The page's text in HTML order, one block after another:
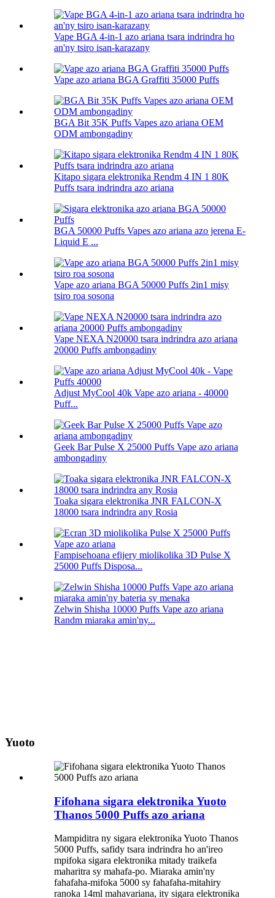
Vape BGA 4-in-1 azo ariana tsara indrindra ho
an'ny tsiro isan-karazany
Vape azo ariana BGA Graffiti 35000 Puffs
BGA Bit 35K Puffs Vapes azo ariana OEM
ODM ambongadiny
Kitapo sigara elektronika Rendm 4 IN 1 80K
Puffs tsara indrindra azo ariana
BGA 50000 Puffs Vapes azo ariana azo jerena E-
Liquid E ...
Vape azo ariana BGA 50000 Puffs 2in1 misy
tsiro roa sosona
Vape NEXA N20000 tsara indrindra azo ariana
20000 Puffs ambongadiny
Adjust MyCool 40k Vape azo ariana - 40000
Puff...
Geek Bar Pulse X 25000 Puffs Vape azo ariana
ambongadiny
Toaka sigara elektronika JNR FALCON-X
18000 tsara indrindra any Rosia
Fampisehoana efijery miolikolika 3D Pulse X
25000 Puffs Disposa...
Zelwin Shisha 10000 Puffs Vape azo ariana
Randm miaraka amin'ny...
Yuoto
Fifohana sigara elektronika Yuoto
Thanos 5000 Puffs azo ariana
Mampiditra ny sigara elektronika Yuoto Thanos
5000 Puffs, safidy tsara indrindra ho an'ireo
mpifoka sigara elektronika mitady traikefa
maharitra sy mahafa-po. Miaraka amin'ny
fahafaha-mifoka 5000 sy fahafaha-mitahiry
ranoka 14ml mahavariana, ity sigara elektronika